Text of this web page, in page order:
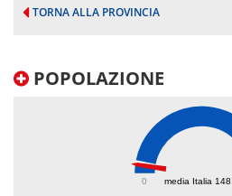
TORNA ALLA PROVINCIA
POPOLAZIONE
media Italia
0